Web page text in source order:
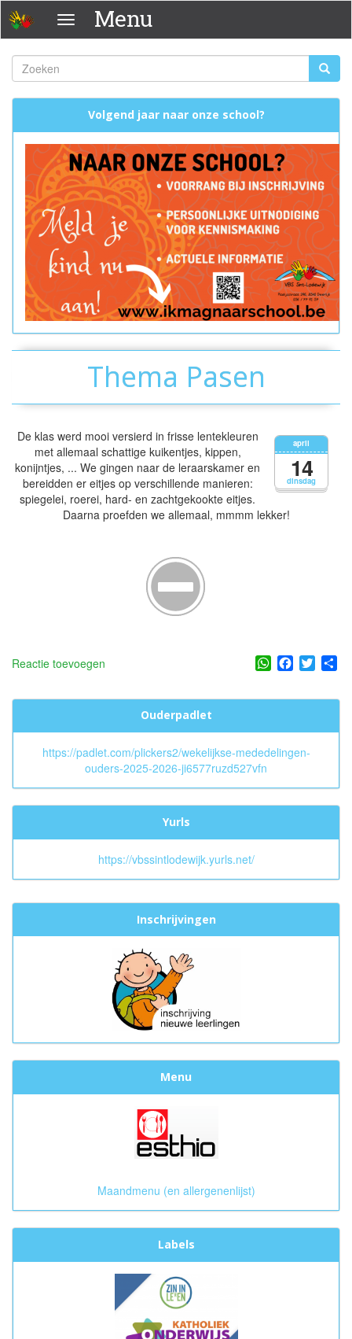
Overslaan
en
naar
de
inhoud
gaan
Menu Menu
Zoekveld
Zoeken
Volgend jaar naar onze school?
Thema Pasen
dinsdag
april
14
De klas werd mooi versierd in frisse lentekleuren
met allemaal schattige kuikentjes, kippen,
konijntjes, ... We gingen naar de leraarskamer en
bereidden er eitjes op verschillende manieren:
spiegelei, roerei, hard- en zachtgekookte eitjes.
Daarna proefden we allemaal, mmmm lekker!
Reactie toevoegen WhatsApp
Facebook
Twitter
Ouderpadlet
https://padlet.com/plickers2/wekelijkse-mededelingen-
ouders-2025-2026-ji6577ruzd527vfn
Yurls
https://vbssintlodewijk.yurls.net/
Inschrijvingen
Menu
Maandmenu (en allergenenlijst)
Labels